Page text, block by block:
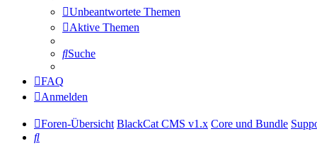
Unbeantwortete Themen
Aktive Themen
Suche
FAQ
Anmelden
Foren-Übersicht BlackCat CMS v1.x Core und Bundle
Suche